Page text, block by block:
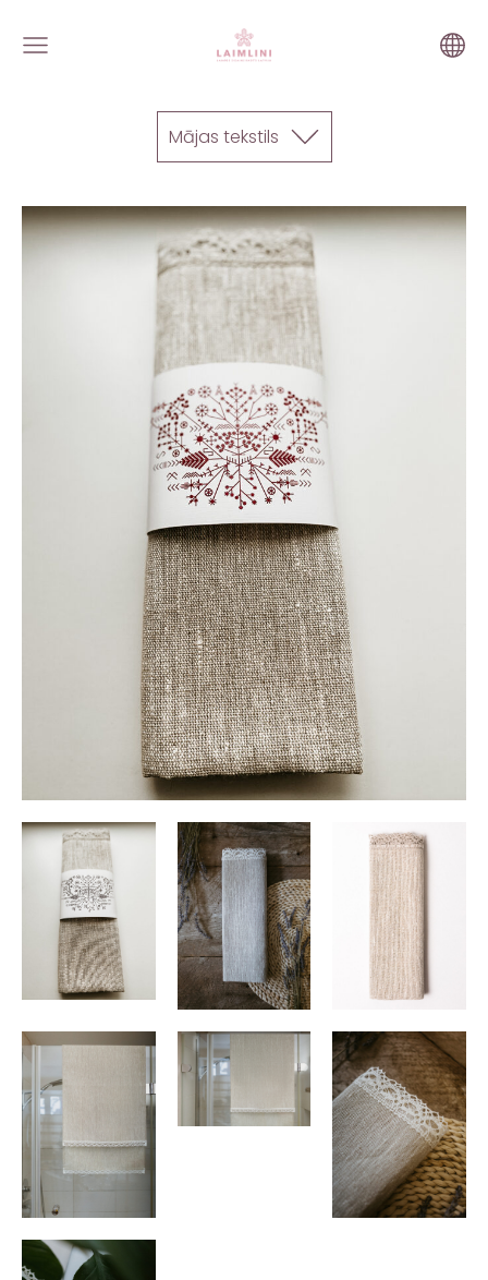
Mājas tekstils